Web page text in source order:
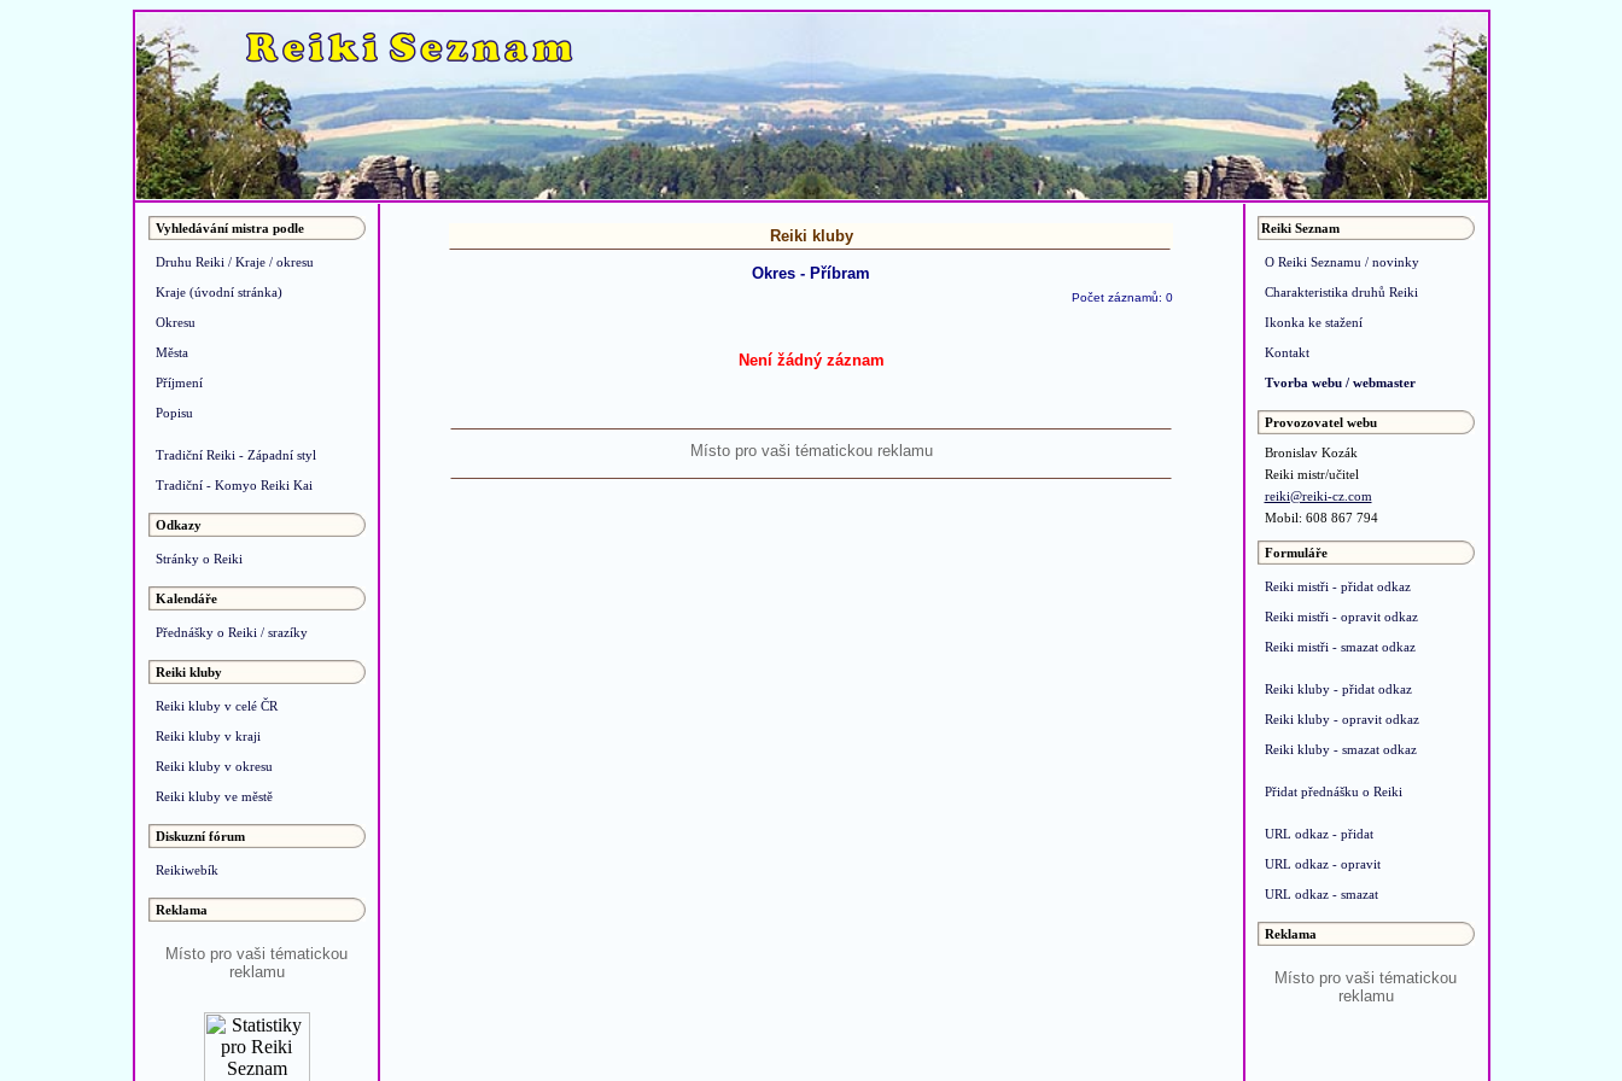
Vyhledávání mistra podle
Druhu Reiki / Kraje / okresu
Kraje (úvodní stránka)
Okresu
Města
Příjmení
Popisu
Tradiční Reiki - Západní styl
Tradiční - Komyo Reiki Kai
Odkazy
Stránky o Reiki
Kalendáře
Přednášky o Reiki / srazíky
Reiki kluby
Reiki kluby v celé ČR
Reiki kluby v kraji
Reiki kluby v okresu
Reiki kluby ve městě
Diskuzní fórum
Reikiwebík
Reklama
Místo pro vaši tématickou
reklamu
Reiki kluby
Okres - Příbram
Počet záznamů: 0
Není žádný záznam
Místo pro vaši tématickou reklamu
Reiki Seznam
O Reiki Seznamu / novinky
Charakteristika druhů Reiki
Ikonka ke stažení
Kontakt
Tvorba webu / webmaster
Provozovatel webu
Bronislav Kozák
Reiki mistr/učitel
reiki@reiki-cz.com
Mobil: 608 867 794
Formuláře
Reiki mistři - přidat odkaz
Reiki mistři - opravit odkaz
Reiki mistři - smazat odkaz
Reiki kluby - přidat odkaz
Reiki kluby - opravit odkaz
Reiki kluby - smazat odkaz
Přidat přednášku o Reiki
URL odkaz - přidat
URL odkaz - opravit
URL odkaz - smazat
Reklama
Místo pro vaši tématickou
reklamu